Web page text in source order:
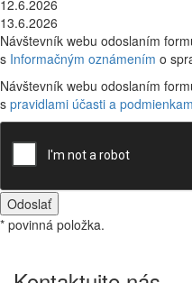
12.6.2026
13.6.2026
Návštevník webu odoslaním
s Informačným oznámením o
Návštevník webu odoslaním
s pravidlami účasti a
Odoslať
* povinná položka.